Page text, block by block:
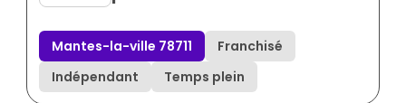
Mantes-la-ville 78711
Franchisé
Indépendant
Temps plein